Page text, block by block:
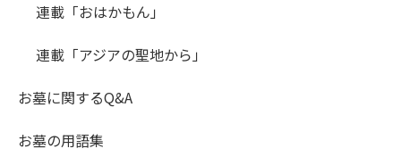
連載「おはかもん」
連載「アジアの聖地から」
お墓に関するQ&A
お墓の用語集